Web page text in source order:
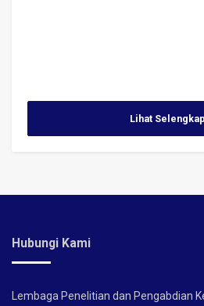
Lihat
Hubungi Kami
Lembaga Penelitian dan Pengabdian